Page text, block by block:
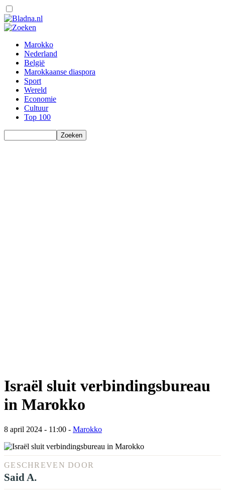
Marokko
Nederland
België
Marokkaanse diaspora
Sport
Wereld
Economie
Cultuur
Top 100
Israël sluit verbindingsbureau
in Marokko
8 april 2024 - 11:00 - Marokko
GESCHREVEN DOOR
Said A.